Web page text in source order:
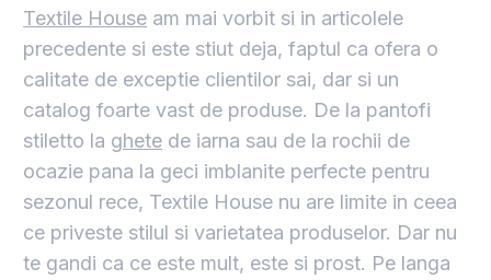
Textile House am mai vorbit si in articolele
precedente si este stiut deja, faptul ca ofera o
calitate de exceptie clientilor sai, dar si un
catalog foarte vast de produse. De la pantofi
stiletto la ghete de iarna sau de la rochii de
ocazie pana la geci imblanite perfecte pentru
sezonul rece, Textile House nu are limite in ceea
ce priveste stilul si varietatea produselor. Dar nu
te gandi ca ce este mult, este si prost. Pe langa